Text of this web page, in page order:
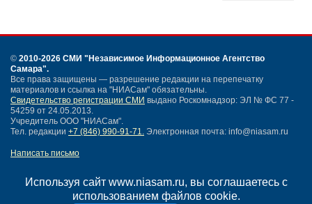
Используя сайт www.niasam.ru, вы соглашаетесь с
использованием файлов cookie.
© 2010-2026 СМИ "Независимое Информационное Агентство
Самара".
Все права защищены — разрешение редакции на перепечатку
материалов и ссылка на "НИАСам" обязательны.
Свидетельство регистрации СМИ выдано Роскомнадзор: ЭЛ № ФС 77 -
54259 от 24.05.2013.
Учредитель ООО "НИАСам".
Тел. редакции +7 (846) 990-91-71. Электронная почта: info@niasam.ru
Написать письмо
Нашли ошибку?
Политика конфиденциальности